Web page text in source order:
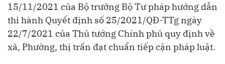
15/11/2021 của Bộ trưởng Bộ Tư pháp hướng dẫn
thi hành Quyết định số 25/2021/QĐ-TTg ngày
22/7/2021 của Thủ tướng Chính phủ quy định về
xã, Phường, thị trấn đạt chuẩn tiếp cận pháp luật.